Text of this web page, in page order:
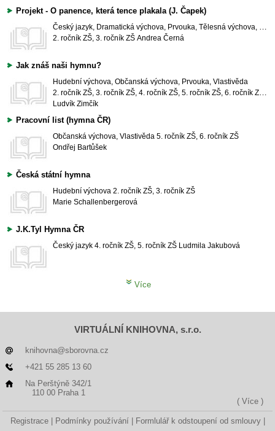
Projekt - O panence, která tence plakala (J. Čapek)
Český jazyk, Dramatická výchova, Prvouka, Tělesná výchova, Výtvarná výchova
2. ročník ZŠ, 3. ročník ZŠ Andrea Černá
Jak znáš naši hymnu?
Hudební výchova, Občanská výchova, Prvouka, Vlastivěda
2. ročník ZŠ, 3. ročník ZŠ, 4. ročník ZŠ, 5. ročník ZŠ, 6. ročník ZŠ, 7. ročník ZŠ, 8. ročník ZŠ, 9. ročník ZŠ
Ludvík Zimčík
Pracovní list (hymna ČR)
Občanská výchova, Vlastivěda 5. ročník ZŠ, 6. ročník ZŠ
Ondřej Bartůšek
Česká státní hymna
Hudební výchova 2. ročník ZŠ, 3. ročník ZŠ
Marie Schallenbergerová
J.K.Tyl Hymna ČR
Český jazyk 4. ročník ZŠ, 5. ročník ZŠ Ludmila Jakubová
Více
VIRTUÁLNÍ KNIHOVNA, s.r.o.
knihovna@sborovna.cz
+421 55 285 13 60
Na Perštýně 342/1
110 00 Praha 1
( Více )
Registrace Podmínky používání
Formlulář k odstoupení od smlouvy